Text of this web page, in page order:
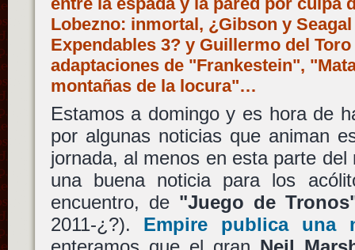
Lobezno: inmortal, ¿Gibson y
Expendables 3? y Guillermo del
adaptaciones de "Frankestein",
montañas de la locura"…
Estamos a domingo y es hora de
por algunas noticias que animan
jornada, al menos en esta parte
una buena noticia para los
encuentro, de "Juego de
2011-¿?). Empire publica una